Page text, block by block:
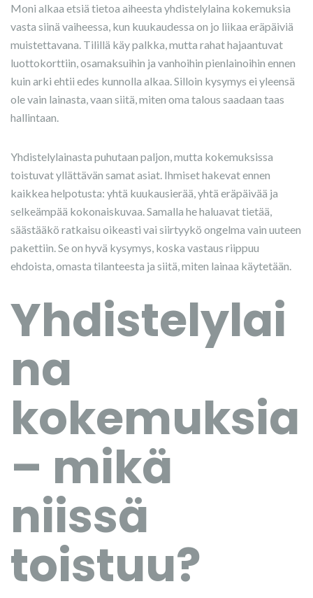
Moni alkaa etsiä tietoa aiheesta yhdistelylaina kokemuksia
vasta siinä vaiheessa, kun kuukaudessa on jo liikaa eräpäiviä
muistettavana. Tilillä käy palkka, mutta rahat hajaantuvat
luottokorttiin, osamaksuihin ja vanhoihin pienlainoihin ennen
kuin arki ehtii edes kunnolla alkaa. Silloin kysymys ei yleensä
ole vain lainasta, vaan siitä, miten oma talous saadaan taas
hallintaan.
Yhdistelylainasta puhutaan paljon, mutta kokemuksissa
toistuvat yllättävän samat asiat. Ihmiset hakevat ennen
kaikkea helpotusta: yhtä kuukausierää, yhtä eräpäivää ja
selkeämpää kokonaiskuvaa. Samalla he haluavat tietää,
säästääkö ratkaisu oikeasti vai siirtyykö ongelma vain uuteen
pakettiin. Se on hyvä kysymys, koska vastaus riippuu
ehdoista, omasta tilanteesta ja siitä, miten lainaa käytetään.
Yhdistelylai
na
kokemuksia
– mikä
niissä
toistuu?